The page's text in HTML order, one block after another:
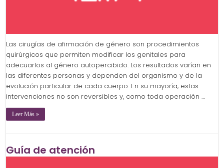
Las cirugías de afirmación de género son procedimientos
quirúrgicos que permiten modificar los genitales para
adecuarlos al género autopercibido. Los resultados varían en
las diferentes personas y dependen del organismo y de la
evolución particular de cada cuerpo. En su mayoría, estas
intervenciones no son reversibles y, como toda operación …
Leer Más »
Guía de atención